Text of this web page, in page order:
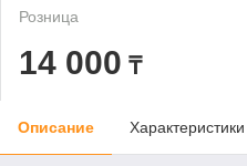
Розница
14 000 ₸
Описание Характеристики